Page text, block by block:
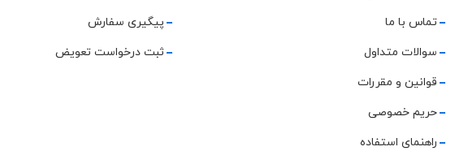
تماس با ما
سوالات متداول
قوانین و مقررات
حریم خصوصی
راهنمای استفاده
پیگیری سفارش
ثبت درخواست تعویض